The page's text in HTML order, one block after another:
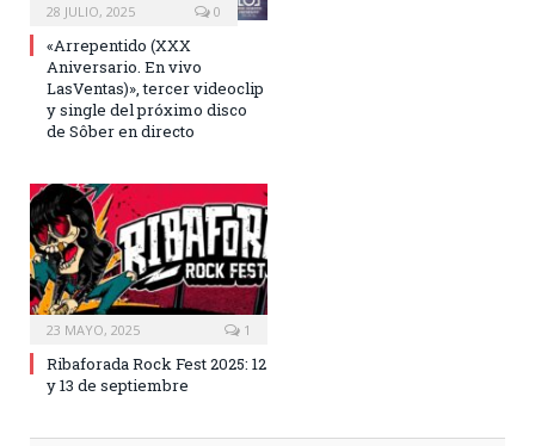
28 JULIO, 2025 0
«Arrepentido (XXX
Aniversario. En vivo
LasVentas)», tercer videoclip
y single del próximo disco
de Sôber en directo
23 MAYO, 2025 1
Ribaforada Rock Fest 2025: 12
y 13 de septiembre